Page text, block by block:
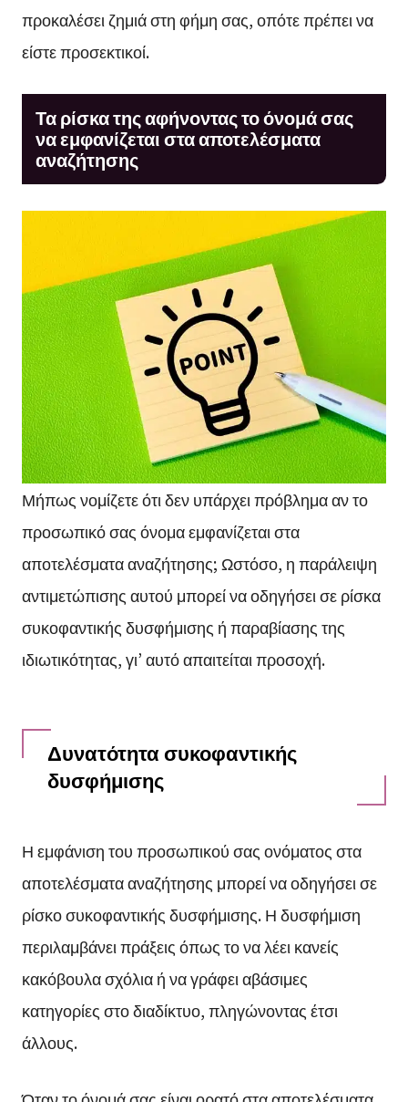
προκαλέσει ζημιά στη φήμη σας, οπότε πρέπει να
είστε προσεκτικοί.
Τα ρίσκα της αφήνοντας το όνομά σας
να εμφανίζεται στα αποτελέσματα
αναζήτησης
Μήπως νομίζετε ότι δεν υπάρχει πρόβλημα αν το
προσωπικό σας όνομα εμφανίζεται στα
αποτελέσματα αναζήτησης; Ωστόσο, η παράλειψη
αντιμετώπισης αυτού μπορεί να οδηγήσει σε ρίσκα
συκοφαντικής δυσφήμισης ή παραβίασης της
ιδιωτικότητας, γι’ αυτό απαιτείται προσοχή.
Δυνατότητα συκοφαντικής
δυσφήμισης
Η εμφάνιση του προσωπικού σας ονόματος στα
αποτελέσματα αναζήτησης μπορεί να οδηγήσει σε
ρίσκο συκοφαντικής δυσφήμισης. Η δυσφήμιση
περιλαμβάνει πράξεις όπως το να λέει κανείς
κακόβουλα σχόλια ή να γράφει αβάσιμες
κατηγορίες στο διαδίκτυο, πληγώνοντας έτσι
άλλους.